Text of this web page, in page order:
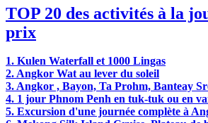
TOP 20 des activités à la
prix
1. Kulen Waterfall et 1000 Lingas
2. Angkor Wat au lever du soleil
3. Angkor , Bayon, Ta Prohm, Banteay
4. 1 jour Phnom Penh en tuk-tuk ou en
5. Excursion d'une journée complète à